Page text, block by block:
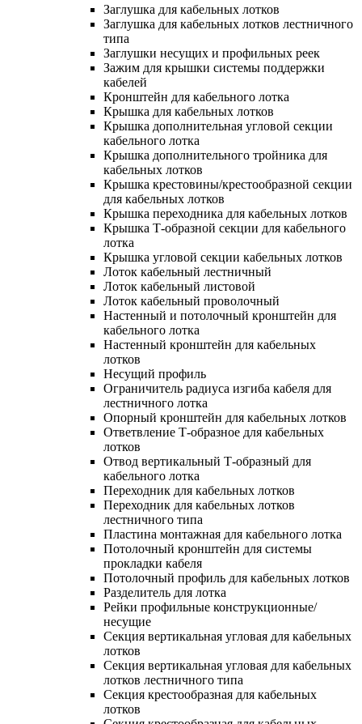
Заглушка для кабельных лотков
Заглушка для кабельных лотков лестничного
типа
Заглушки несущих и профильных реек
Зажим для крышки системы поддержки
кабелей
Кронштейн для кабельного лотка
Крышка для кабельных лотков
Крышка дополнительная угловой секции
кабельного лотка
Крышка дополнительного тройника для
кабельных лотков
Крышка крестовины/крестообразной секции
для кабельных лотков
Крышка переходника для кабельных лотков
Крышка Т-образной секции для кабельного
лотка
Крышка угловой секции кабельных лотков
Лоток кабельный лестничный
Лоток кабельный листовой
Лоток кабельный проволочный
Настенный и потолочный кронштейн для
кабельного лотка
Настенный кронштейн для кабельных
лотков
Несущий профиль
Ограничитель радиуса изгиба кабеля для
лестничного лотка
Опорный кронштейн для кабельных лотков
Ответвление Т-образное для кабельных
лотков
Отвод вертикальный Т-образный для
кабельного лотка
Переходник для кабельных лотков
Переходник для кабельных лотков
лестничного типа
Пластина монтажная для кабельного лотка
Потолочный кронштейн для системы
прокладки кабеля
Потолочный профиль для кабельных лотков
Разделитель для лотка
Рейки профильные конструкционные/
несущие
Секция вертикальная угловая для кабельных
лотков
Секция вертикальная угловая для кабельных
лотков лестничного типа
Секция крестообразная для кабельных
лотков